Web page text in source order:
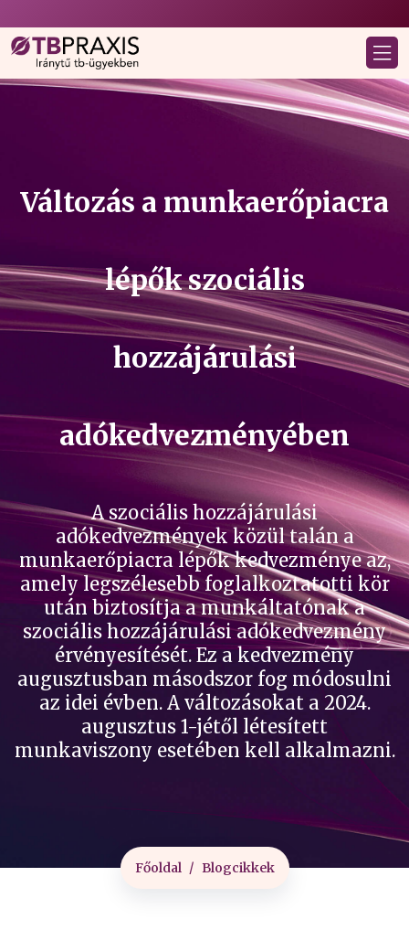
Változás a munkaerőpiacra
lépők szociális
hozzájárulási
adókedvezményében
A szociális hozzájárulási
adókedvezmények közül talán a
munkaerőpiacra lépők kedvezménye az,
amely legszélesebb foglalkoztatotti kör
után biztosítja a munkáltatónak a
szociális hozzájárulási adókedvezmény
érvényesítését. Ez a kedvezmény
augusztusban másodszor fog módosulni
az idei évben. A változásokat a 2024.
augusztus 1-jétől létesített
munkaviszony esetében kell alkalmazni.
Főoldal Blogcikkek